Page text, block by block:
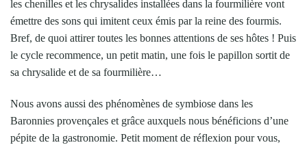
les chenilles et les chrysalides installées dans la fourmilière vont
émettre des sons qui imitent ceux émis par la reine des fourmis.
Bref, de quoi attirer toutes les bonnes attentions de ses hôtes ! Puis
le cycle recommence, un petit matin, une fois le papillon sortit de
sa chrysalide et de sa fourmilière…
Nous avons aussi des phénomènes de symbiose dans les
Baronnies provençales et grâce auxquels nous bénéficions d’une
pépite de la gastronomie. Petit moment de réflexion pour vous,